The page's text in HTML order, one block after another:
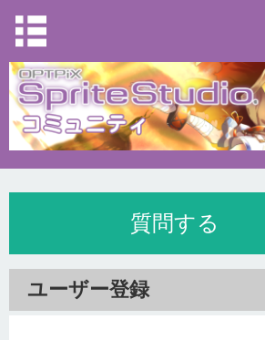
質問する
ユーザー登録